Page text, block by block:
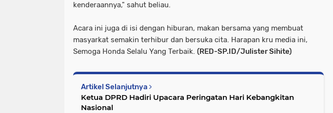
kenderaannya," sahut beliau.
Acara ini juga di isi dengan hiburan, makan bersama yang membuat
masyarkat semakin terhibur dan bersuka cita. Harapan kru media ini,
Semoga Honda Selalu Yang Terbaik. (RED-SP.ID/Julister Sihite)
Artikel Selanjutnya
Ketua DPRD Hadiri Upacara Peringatan Hari Kebangkitan
Nasional